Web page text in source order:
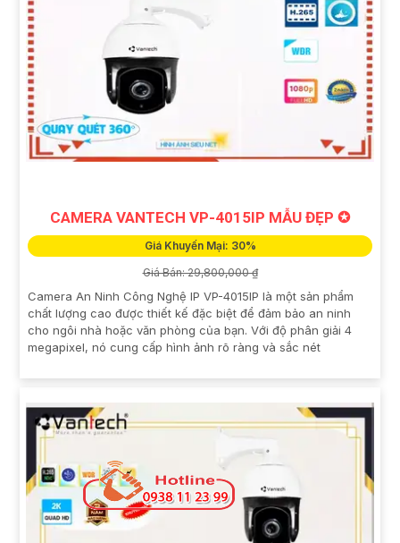
CAMERA VANTECH VP-4015IP MẪU ĐẸP ✪
Giá Khuyến Mại: 30%
Giá Bán: 29,800,000 ₫
Camera An Ninh Công Nghệ IP VP-4015IP là một sản phẩm
chất lượng cao được thiết kế đặc biệt để đảm bảo an ninh
cho ngôi nhà hoặc văn phòng của bạn. Với độ phân giải 4
megapixel, nó cung cấp hình ảnh rõ ràng và sắc nét